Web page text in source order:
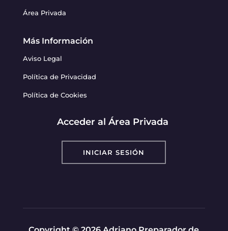
Área Privada
Más Información
Aviso Legal
Política de Privacidad
Política de Cookies
Acceder al Área Privada
INICIAR SESIÓN